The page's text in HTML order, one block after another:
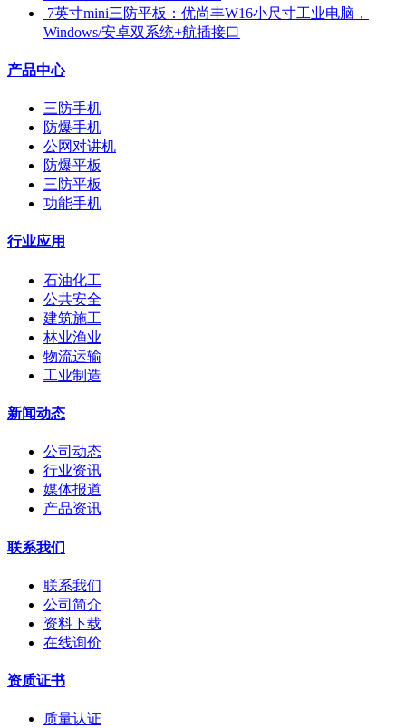
​ 7英寸mini三防平板：优尚丰W16小尺寸工业电脑，
Windows/安卓双系统+航插接口
产品中心
三防手机
防爆手机
公网对讲机
防爆平板
三防平板
功能手机
行业应用
石油化工
公共安全
建筑施工
林业渔业
物流运输
工业制造
新闻动态
公司动态
行业资讯
媒体报道
产品资讯
联系我们
联系我们
公司简介
资料下载
在线询价
资质证书
质量认证